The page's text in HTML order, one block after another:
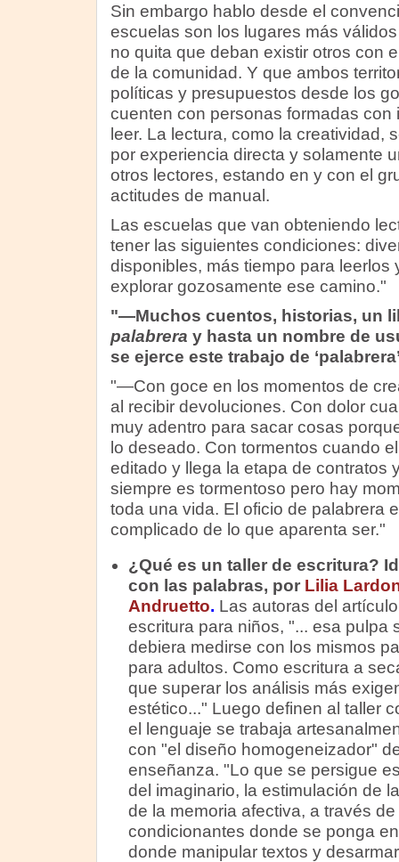
Sin embargo hablo desde el
escuelas son los lugares más
no quita que deban existir otros con
de la comunidad. Y que ambos
políticas y presupuestos desde los
cuenten con personas formadas con
leer. La lectura, como la creatividad,
por experiencia directa y solamente
otros lectores, estando en y con el
actitudes de manual.
Las escuelas que van obteniendo
tener las siguientes condiciones:
disponibles, más tiempo para leerlos
explorar gozosamente ese camino."
"—Muchos cuentos, historias, un
palabrera y hasta un nombre de
se ejerce este trabajo de
"—Con goce en los momentos de
al recibir devoluciones. Con dolor
muy adentro para sacar cosas
lo deseado. Con tormentos cuando
editado y llega la etapa de contratos
siempre es tormentoso pero hay
toda una vida. El oficio de palabrera
complicado de lo que aparenta ser."
¿Qué es un taller de escritura?
con las palabras, por Lilia
Andruetto. Las autoras del
escritura para niños, "... esa pulpa
debiera medirse con los mismos
para adultos. Como escritura a
que superar los análisis más
estético..." Luego definen al taller
el lenguaje se trabaja
con "el diseño homogeneizador"
enseñanza. "Lo que se persigue
del imaginario, la estimulación de
de la memoria afectiva, a través
condicionantes donde se ponga
donde manipular textos y